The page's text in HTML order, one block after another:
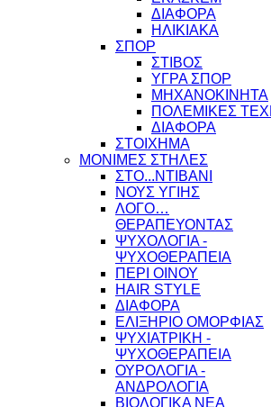
ΔΙΑΦΟΡΑ
ΗΛΙΚΙΑΚΑ
ΣΠΟΡ
ΣΤΙΒΟΣ
ΥΓΡΑ ΣΠΟΡ
ΜΗΧΑΝΟΚΙΝΗΤΑ
ΠΟΛΕΜΙΚΕΣ
ΔΙΑΦΟΡΑ
ΣΤΟΙΧΗΜΑ
ΜΟΝΙΜΕΣ ΣΤΗΛΕΣ
ΣΤΟ...ΝΤΙΒΑΝΙ
ΝΟΥΣ ΥΓΙΗΣ
ΛΟΓΟ…
ΘΕΡΑΠΕΥΟΝΤΑΣ
ΨΥΧΟΛΟΓΙΑ -
ΨΥΧΟΘΕΡΑΠΕΙΑ
ΠΕΡΙ ΟΙΝΟΥ
HAIR STYLE
ΔΙΑΦΟΡΑ
ΕΛΙΞΗΡΙΟ ΟΜΟΡΦΙΑΣ
ΨΥΧΙΑΤΡΙΚΗ -
ΨΥΧΟΘΕΡΑΠΕΙΑ
ΟΥΡΟΛΟΓΙΑ -
ΑΝΔΡΟΛΟΓΙΑ
ΒΙΟΛΟΓΙΚΑ ΝΕΑ